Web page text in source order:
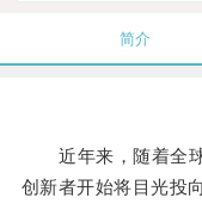
简介
近年来，随着全球
创新者开始将目光投